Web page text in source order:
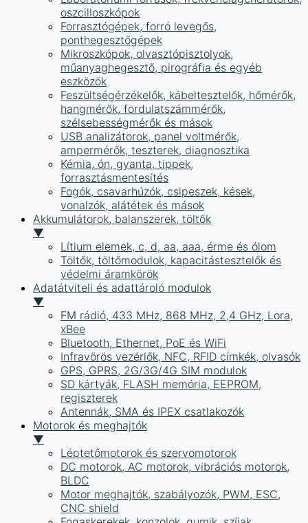
oszcilloszkópok
Forrasztógépek, forró levegős,
ponthegesztőgépek
Mikroszkópok, olvasztópisztolyok,
műanyaghegesztő, pirográfia és egyéb
eszközök
Feszültségérzékelők, kábeltesztelők, hőmérők,
hangmérők, fordulatszámmérők,
szélsebességmérők és mások
USB analizátorok, panel voltmérők,
ampermérők, teszterek, diagnosztika
Kémia, ón, gyanta, tippek,
forrasztásmentesítés
Fogók, csavarhúzók, csipeszek, kések,
vonalzók, alátétek és mások
Akkumulátorok, balanszerek, töltők
▼
Lítium elemek, c, d, aa, aaa, érme és ólom
Töltők, töltőmodulok, kapacitástesztelők és
védelmi áramkörök
Adatátviteli és adattároló modulok
▼
FM rádió, 433 MHz, 868 MHz, 2,4 GHz, Lora,
xBee
Bluetooth, Ethernet, PoE és WiFi
Infravörös vezérlők, NFC, RFID címkék, olvasók
GPS, GPRS, 2G/3G/4G SIM modulok
SD kártyák, FLASH memória, EEPROM,
regiszterek
Antennák, SMA és IPEX csatlakozók
Motorok és meghajtók
▼
Léptetőmotorok és szervomotorok
DC motorok, AC motorok, vibrációs motorok,
BLDC
Motor meghajtók, szabályozók, PWM, ESC,
CNC shield